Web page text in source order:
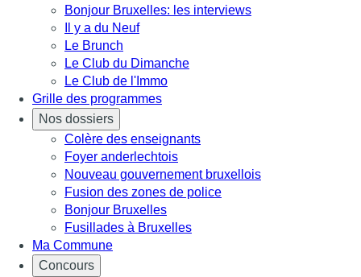
Bonjour Bruxelles: les interviews
Il y a du Neuf
Le Brunch
Le Club du Dimanche
Le Club de l'Immo
Grille des programmes
Nos dossiers
Colère des enseignants
Foyer anderlechtois
Nouveau gouvernement bruxellois
Fusion des zones de police
Bonjour Bruxelles
Fusillades à Bruxelles
Ma Commune
Concours